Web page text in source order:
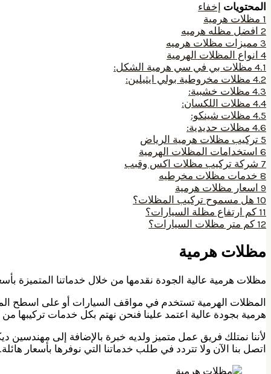
المحتويات إخفاء
1 مظلات هرمية
2 افضل مظله هرميه
3 مميزات مظلات هرميه
4 انواع المظلات الهرمية
4.1 مظلات بي في سي هرمية الشكل:
4.2 مظلات مخروطية بولي ايثيلين:
4.3 مظلات خشبية:
4.4 مظلات اللكسان:
4.5 مظلات شينكو:
4.6 مظلات حديدية:
5 تركيب مظلات هرمية الرياض
6 استخدامات المظلات الهرمية
7 شركة تركيب مظلات اكس وقبب
8 خدمات مظلات مخرطيه
9 اسعار مظلات هرمية
10 هل مسموح تركيب المظلات؟
11 كم ارتفاع مظلة السيارات؟
12 كم متر مظلات السيارات؟
مظلات هرمية
مظلات هرمية عالية الجودة نقدمها من خلال خدماتنا المتميزة
المظلات الهرمية تستخدم في مواقف السيارات أو على اسطح
هرمية بجودة عالية اعتمد علينا فنحن نهتم بكل خدمات تركيبها من
لأننا نمتلك فريق عمل متميز ولديه خبرة بالإضافة إلى
اتصل بنا الآن ولا تتردد في طلب خدماتنا التي نوفرها بأسعار هائلة.